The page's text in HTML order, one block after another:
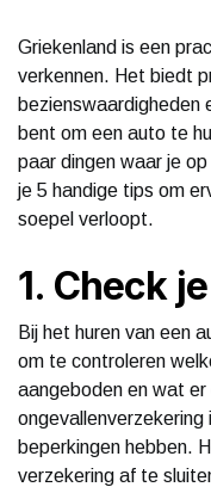
Griekenland is een
verkennen. Het biedt
bezienswaardigheden
bent om een auto te
paar dingen waar je
je 5 handige tips om
soepel verloopt.
1. Check
Bij het huren van een
om te controleren
aangeboden en wat
beperkingen hebben.
verzekering af te